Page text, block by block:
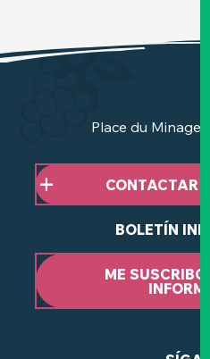
Place du Minage
CONTACTAR
BOLETÍN
ME SUSCRIBO